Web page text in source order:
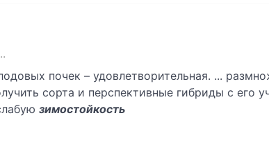
почек – удовлетворительная. ...
сорта и перспективные гибриды с его
зимостойкость